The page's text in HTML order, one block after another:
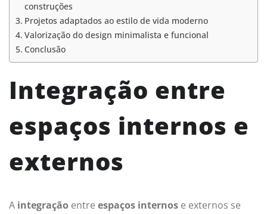
construções
Projetos adaptados ao estilo de vida moderno
Valorização do design minimalista e funcional
Conclusão
Integração entre
espaços internos e
externos
A integração entre espaços internos e externos se